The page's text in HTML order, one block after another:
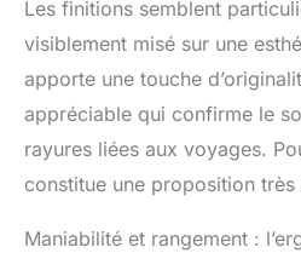
Les finitions semblent
visiblement misé sur une
apporte une touche
appréciable qui confirme le
rayures liées aux voyages.
constitue une proposition très
Maniabilité et rangement :